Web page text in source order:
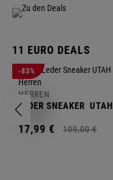
11 EURO DEALS
-83%
HERREN
LEDER SNEAKER UTAH
17,99 € 109,00 €